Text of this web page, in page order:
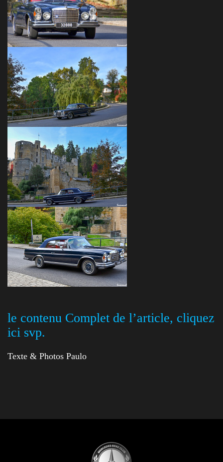
le contenu Complet de l’article, cliquez
ici svp.
Texte & Photos Paulo